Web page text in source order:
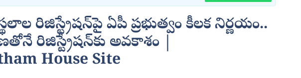
రిజిస్ట్రేషన్‌పై ఏపీ ప్రభుత్వం కీలక నిర్ణయం..
రిజిస్ట్రేషన్‌కు అవకాశం |
House Site